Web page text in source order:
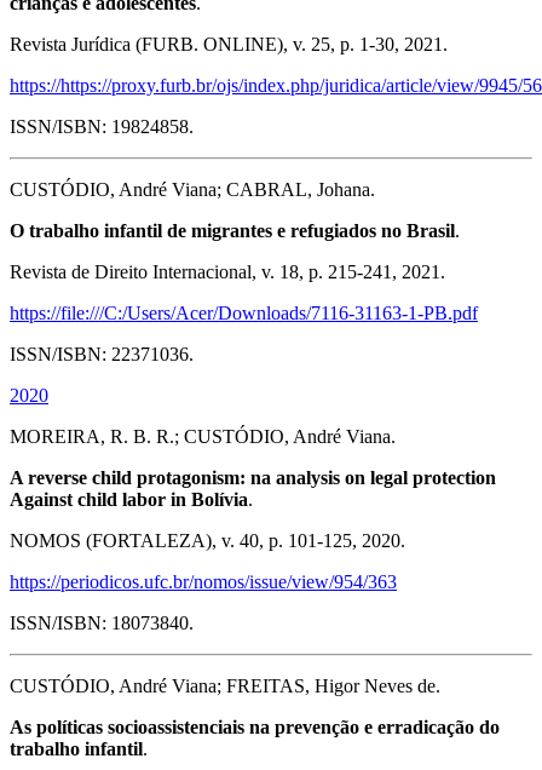
Revista Jurídica (FURB. ONLINE), v. 25, p. 1-30, 2021.
https://https://proxy.furb.br/ojs/index.php/juridica/article/view/9945/
ISSN/ISBN: 19824858.
CUSTÓDIO, André Viana; CABRAL, Johana.
O trabalho infantil de migrantes e refugiados no Brasil.
Revista de Direito Internacional, v. 18, p. 215-241, 2021.
https://file:///C:/Users/Acer/Downloads/7116-31163-1-PB.pdf
ISSN/ISBN: 22371036.
2020
MOREIRA, R. B. R.; CUSTÓDIO, André Viana.
A reverse child protagonism: na analysis on legal protection
Against child labor in Bolívia.
NOMOS (FORTALEZA), v. 40, p. 101-125, 2020.
https://periodicos.ufc.br/nomos/issue/view/954/363
ISSN/ISBN: 18073840.
CUSTÓDIO, André Viana; FREITAS, Higor Neves de.
As políticas socioassistenciais na prevenção e erradicação do
trabalho infantil.